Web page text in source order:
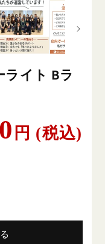
ライト Bラ
円 (税込)